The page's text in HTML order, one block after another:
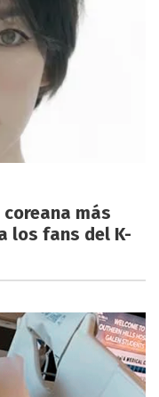
más
los fans del K-